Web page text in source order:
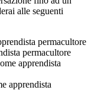
alle seguenti
permacultore
permacultore
apprendista
apprendista